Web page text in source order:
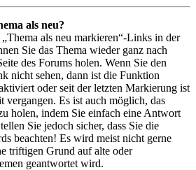
als neu?
als neu markieren“-Links in der
Sie das Thema wieder ganz nach
des Forums holen. Wenn Sie den
nicht sehen, dann ist die Funktion
oder seit der letzten Markierung ist
vergangen. Es ist auch möglich, das
holen, indem Sie einfach eine Antwort
Sie jedoch sicher, dass Sie die
beachten! Es wird meist nicht gerne
triftigen Grund auf alte oder
geantwortet wird.